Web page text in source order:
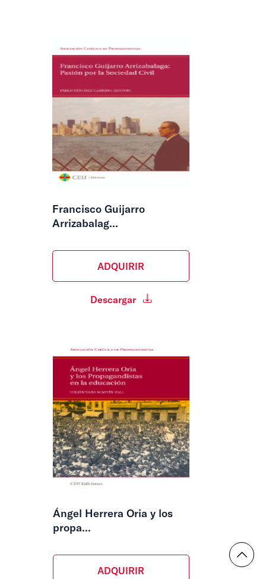
Francisco Guijarro
Arrizabalag...
ADQUIRIR
Descargar
Ángel Herrera Oria y los
propa...
ADQUIRIR